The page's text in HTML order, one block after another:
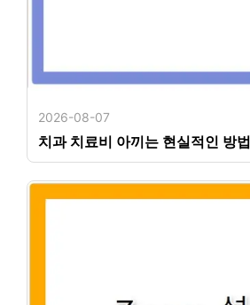
2026-08-07
치과 치료비 아끼는 현실적인 방법